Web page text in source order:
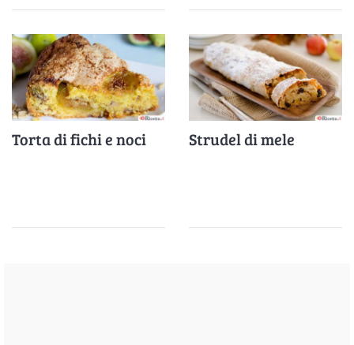
Torta di fichi e noci Strudel di mele